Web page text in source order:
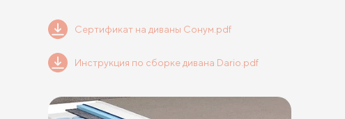
Сертификат на диваны Сонум.pdf
Инструкция по сборке дивана Dario.pdf